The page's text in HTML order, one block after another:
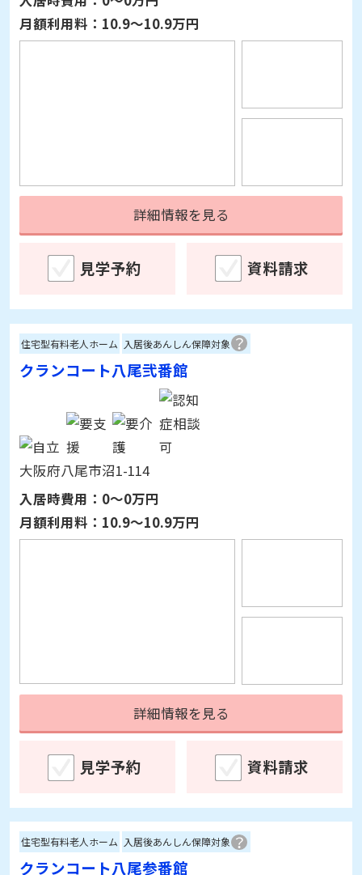
見学予約
クランコート八尾弐番館
大阪府八尾市沼1-114
入居時費用：
0～0万円
月額利用料：10.9～10.9万円
見学予約
クランコート八尾参番館